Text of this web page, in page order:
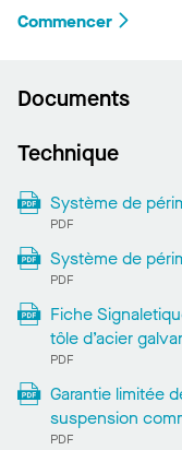
Commencer
Documents
Technique
Système de
PDF
Système de
PDF
Fiche
tôle d’acier
PDF
Garantie limitée
suspension
PDF